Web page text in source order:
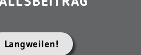
Langweilen!